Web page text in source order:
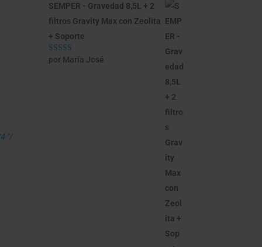
"/
SEMPER - Gravedad 8,5L + 2
filtros Gravity Max con Zeolita
+ Soporte
Valorado con
por María José